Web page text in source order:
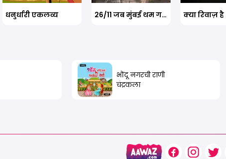
धनुर्धारी एकलव्य 26/11 जब मुंबई थम गयी थी क्या रिवाज़ है
भोंदू नगरची राणी
चंद्रकला